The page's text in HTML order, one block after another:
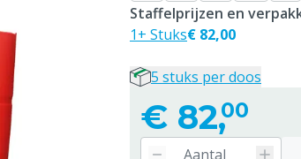
€ 82,00
Staffelprijzen en
1+ Stuks€ 82,00
5 stuks per doos